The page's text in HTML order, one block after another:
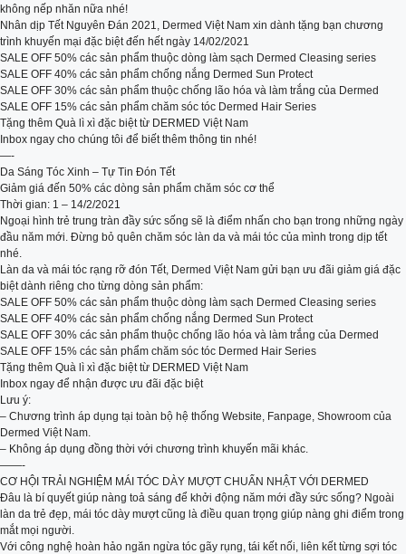
không nếp nhăn nữa nhé!
Nhân dịp Tết Nguyên Đán 2021, Dermed Việt Nam xin dành tặng bạn chương
trình khuyến mại đặc biệt đến hết ngày 14/02/2021
SALE OFF 50% các sản phẩm thuộc dòng làm sạch Dermed Cleasing series
SALE OFF 40% các sản phẩm chống nắng Dermed Sun Protect
SALE OFF 30% các sản phẩm thuộc chống lão hóa và làm trắng của Dermed
SALE OFF 15% các sản phẩm chăm sóc tóc Dermed Hair Series
Tặng thêm Quà lì xì đặc biệt từ DERMED Việt Nam
Inbox ngay cho chúng tôi để biết thêm thông tin nhé!
—-
Da Sáng Tóc Xinh – Tự Tin Đón Tết
Giảm giá đến 50% các dòng sản phẩm chăm sóc cơ thể
Thời gian: 1 – 14/2/2021
Ngoại hình trẻ trung tràn đầy sức sống sẽ là điểm nhấn cho bạn trong những ngày
đầu năm mới. Đừng bỏ quên chăm sóc làn da và mái tóc của mình trong dịp tết
nhé.
Làn da và mái tóc rạng rỡ đón Tết, Dermed Việt Nam gửi bạn ưu đãi giảm giá đặc
biệt dành riêng cho từng dòng sản phẩm:
SALE OFF 50% các sản phẩm thuộc dòng làm sạch Dermed Cleasing series
SALE OFF 40% các sản phẩm chống nắng Dermed Sun Protect
SALE OFF 30% các sản phẩm thuộc chống lão hóa và làm trắng của Dermed
SALE OFF 15% các sản phẩm chăm sóc tóc Dermed Hair Series
Tặng thêm Quà lì xì đặc biệt từ DERMED Việt Nam
Inbox ngay để nhận được ưu đãi đặc biệt
Lưu ý:
– Chương trình áp dụng tại toàn bộ hệ thống Website, Fanpage, Showroom của
Dermed Việt Nam.
– Không áp dụng đồng thời với chương trình khuyến mãi khác.
——-
CƠ HỘI TRẢI NGHIỆM MÁI TÓC DÀY MƯỢT CHUẨN NHẬT VỚI DERMED
Đâu là bí quyết giúp nàng toả sáng để khởi động năm mới đầy sức sống? Ngoài
làn da trẻ đẹp, mái tóc dày mượt cũng là điều quan trọng giúp nàng ghi điểm trong
mắt mọi người.
Với công nghệ hoàn hảo ngăn ngừa tóc gãy rụng, tái kết nối, liên kết từng sợi tóc